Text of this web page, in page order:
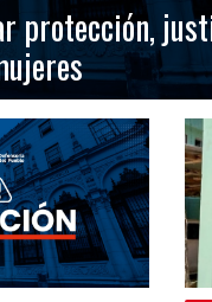
protección,